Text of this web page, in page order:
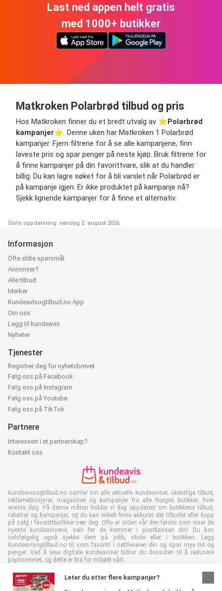
Last ned appen helt gratis
med 1000+ butikker
Matkroken Polarbrød tilbud og pris
Hos Matkroken finner du et bredt utvalg av ⭐️Polarbrød
kampanjer⭐️. Denne uken har Matkroken 1 Polarbrød
kampanjer. Fjern filtrene for å se alle kampanjene, finn
laveste pris og spar penger på neste kjøp. Bruk filtrene for
å finne kampanjer på din favorittvare, slik at du handler
billig. Du kan lagre søket for å bli varslet når Polarbrød er
på kampanje igjen. Er ikke produktet på kampanje nå?
Sjekk lignende kampanjer for å finne et alternativ.
Siste oppdatering: søndag 2. august 2026
Leter du etter flere kampanjer?
Informasjon
Ofte stilte spørsmål
Annonser?
Alle tilbud
Merker
Kundeavisogtilbud.no App
Om oss
Legg til kundeavis
Nyheter
Tjenester
Registrer deg for nyhetsbrevet
Følg oss på Facebook
Følg oss på Instagram
Følg oss på Youtube
Følg oss på TikTok
Partnere
Interessert i et partnerskap?
Kontakt oss
Kundeavisogtilbud.no samler inn alle aktuelle kundeaviser, ukentlige tilbud,
reklamebrosjyrer, magasiner og kampanjer fra alle Norges butikker, hver
eneste dag. På denne måten holder vi deg oppdatert om butikkens tilbud,
rabatter og kampanjer, og du kan enkelt finne akkurat det tilbudet eller kupp
på salg i favorittbutikker nær deg. Ofte er siden vår den første som viser de
nyeste kundeavisene, selv før de kommer i postkassen din! Du kan
selvfølgelig også sjekke dem på jobb, skole eller i butikken. Legg
Kundeavisogtilbud.no til som favoritt i nettleseren din og spar mye tid og
penger. Ved å lese digitale kundeaviser bidrar du dessuten til å redusere
papirsvinnet, og dette er bra for miljøet vårt.